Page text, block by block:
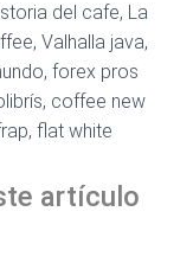
artículo